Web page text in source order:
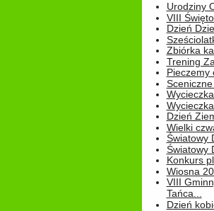
Urodziny
VIII
Dzień
Zbiórka
Trening
Pieczemy
Dzień
Wielki
Światowy
Światowy
Konkurs
Wiosna
VIII
Tańca...
Dzień